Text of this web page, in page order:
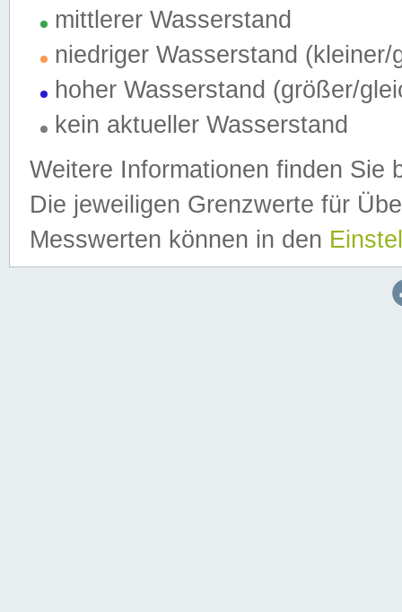
mittlerer Wasserstand
niedriger Wasserstand (kleiner/
hoher Wasserstand (größer/
kein aktueller Wasserstand
Weitere Informationen finden Sie
Die jeweiligen Grenzwerte für
Messwerten können in den